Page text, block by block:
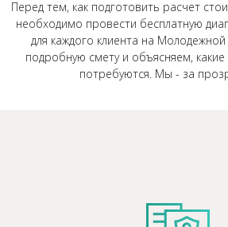
Перед тем, как подготовить расчет
необходимо провести бесплатную
для каждого клиента на
подробную смету и объясняем,
потребуются. Мы - за